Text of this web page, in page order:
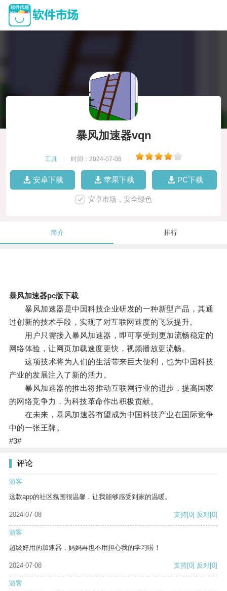
暴风加速器vqn
工具 时间：2024-07-08
安卓下载 苹果下载 PC下载
安卓市场，安全绿色
简介 排行
暴风加速器pc版下载
暴风加速器是中国科技企业研发的一种新型产品，其通
过创新的技术手段，实现了对互联网速度的飞跃提升。
用户只需接入暴风加速器，即可享受到更加流畅稳定的
网络体验，让网页加载速度更快，视频播放更流畅。
这项技术将为人们的生活带来巨大便利，也为中国科技
产业的发展注入了新的活力。
暴风加速器的推出将推动互联网行业的进步，提高国家
的网络竞争力，为科技革命作出积极贡献。
在未来，暴风加速器有望成为中国科技产业在国际竞争
中的一张王牌。
#3#
评论
游客
这款app的社区氛围很温馨，让我能够感受到家的温暖。
2024-07-08 支持[0] 反对[0]
游客
超级好用的加速器，妈妈再也不用担心我的学习啦！
2024-07-08 支持[0] 反对[0]
游客